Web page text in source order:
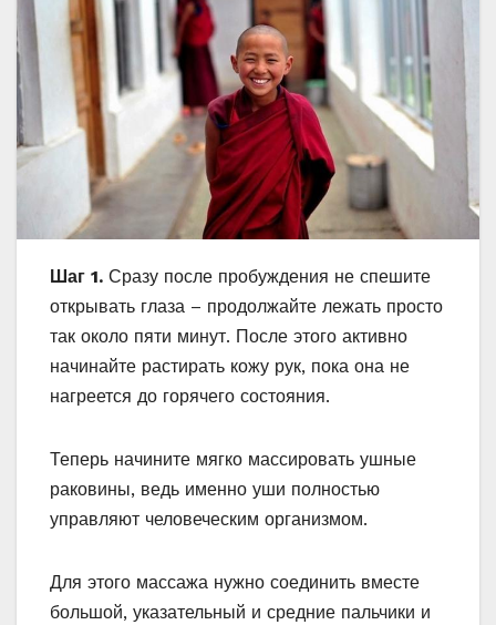
Шаг 1. Сразу после пробуждения не спешите
открывать глаза – продолжайте лежать просто
так около пяти минут. После этого активно
начинайте растирать кожу рук, пока она не
нагреется до горячего состояния.
Теперь начините мягко массировать ушные
раковины, ведь именно уши полностью
управляют человеческим организмом.
Для этого массажа нужно соединить вместе
большой, указательный и средние пальчики и